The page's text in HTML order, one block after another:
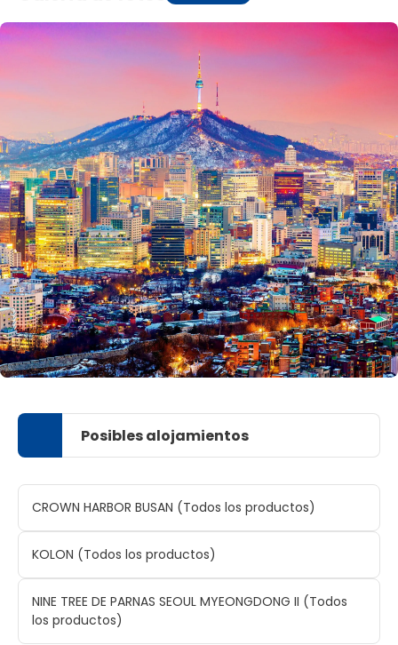
Posibles alojamientos
CROWN HARBOR BUSAN (Todos los productos)
KOLON (Todos los productos)
NINE TREE DE PARNAS SEOUL MYEONGDONG II (Todos
los productos)